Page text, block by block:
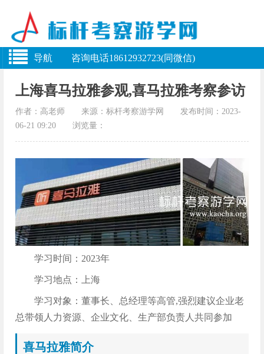
导航 咨询电话18612932723(同微信)
上海喜马拉雅参观,喜马拉雅考察参访
作者：高老师 来源：标杆考察游学网 发布时间：2023-
06-21 09:20 浏览量：
学习时间：2023年
学习地点：上海
学习对象：董事长、总经理等高管,强烈建议企业老
总带领人力资源、企业文化、生产部负责人共同参加
喜马拉雅简介